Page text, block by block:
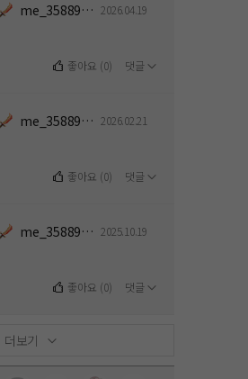
me_358891154 2026.04.19
좋아요 (0) 댓글
me_358891154 2026.02.21
좋아요 (0) 댓글
me_358891154 2025.10.19
좋아요 (0) 댓글
더보기